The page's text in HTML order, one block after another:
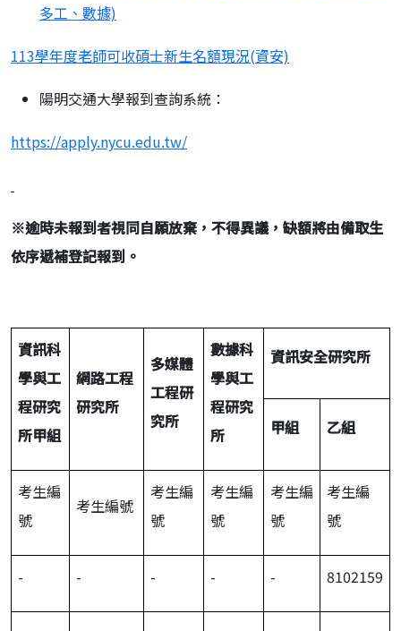
多工、數據)
113學年度老師可收碩士新生名額現況(資安)
陽明交通大學報到查詢系統：
https://apply.nycu.edu.tw/
※逾時未報到者視同自願放棄，不得異議，缺額將由備取生
依序遞補登記報到。
資訊科
學與工
程研究
所甲組
網路工程
研究所
多媒體
工程研
究所
數據科
學與工
程研究
所
資訊安全研究所
甲組 乙組
考生編
號
考生編號
考生編
號
考生編
號
考生編
號
考生編
號
- - - - - 8102159